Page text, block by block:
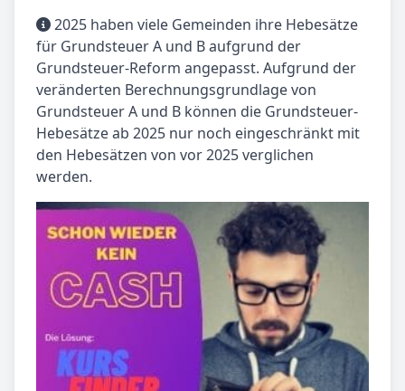
2025 haben viele Gemeinden ihre Hebesätze
für Grundsteuer A und B aufgrund der
Grundsteuer-Reform angepasst. Aufgrund der
veränderten Berechnungsgrundlage von
Grundsteuer A und B können die Grundsteuer-
Hebesätze ab 2025 nur noch eingeschränkt mit
den Hebesätzen von vor 2025 verglichen
werden.